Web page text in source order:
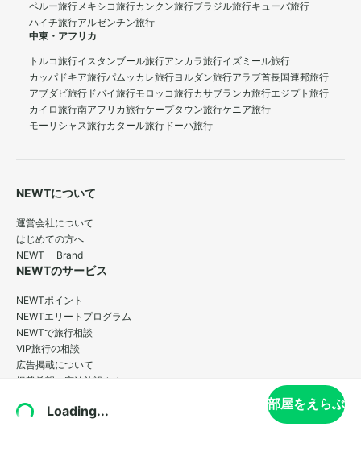
Loading... 部屋をえらぶ
ペルー旅行メキシコ旅行カンクン旅行ブラジル旅行キューバ旅行
ハイチ旅行アルゼンチン旅行
中東・アフリカ
トルコ旅行イスタンブール旅行アンカラ旅行イズミール旅行
カッパドキア旅行パムッカレ旅行ヨルダン旅行アラブ首長国連邦旅行
アブダビ旅行 ドバイ旅行モロッコ旅行カサブランカ旅行エジプト旅行
カイロ旅行南アフリカ旅行ケープタウン旅行ケニア旅行
モーリシャス旅行カタール旅行 ドーハ旅行
NEWTについて
運営会社について
はじめての方へ
NEWT Brand
NEWTのサービス
NEWTポイント
NEWTエリートプログラム
NEWTで旅行相談
VIP旅行の相談
広告掲載について
掲載希望の宿泊施設さまへ